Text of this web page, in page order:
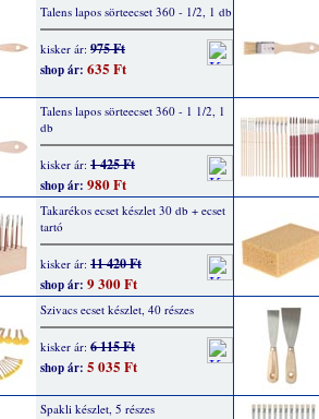
Talens lapos sörteecset 360 - 1/2, 1 db
kisker ár: 975 Ft
shop ár: 635 Ft
Talens lapos sörteecset 360 - 1 1/2, 1
db
kisker ár: 1 425 Ft
shop ár: 980 Ft
Takarékos ecset készlet 30 db + ecset
tartó
kisker ár: 11 420 Ft
shop ár: 9 300 Ft
Szivacs ecset készlet, 40 részes
kisker ár: 6 115 Ft
shop ár: 5 035 Ft
Spakli készlet, 5 részes